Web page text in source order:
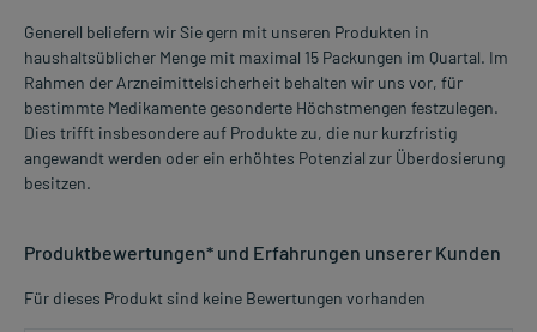
Generell beliefern wir Sie gern mit unseren Produkten in
haushaltsüblicher Menge mit maximal 15 Packungen im Quartal. Im
Rahmen der Arzneimittelsicherheit behalten wir uns vor, für
bestimmte Medikamente gesonderte Höchstmengen festzulegen.
Dies trifft insbesondere auf Produkte zu, die nur kurzfristig
angewandt werden oder ein erhöhtes Potenzial zur Überdosierung
besitzen.
Produktbewertungen* und Erfahrungen unserer Kunden
Für dieses Produkt sind keine Bewertungen vorhanden